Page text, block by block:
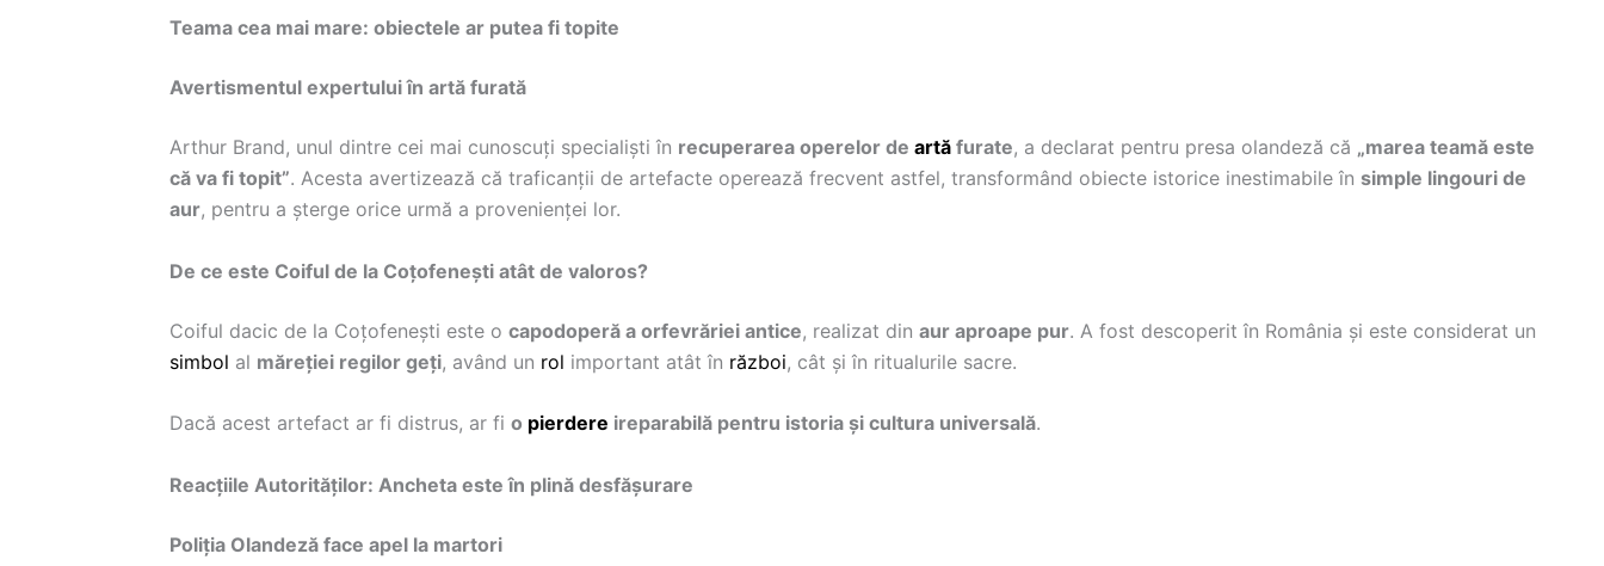
Teama cea mai mare: obiectele ar putea fi topite
Avertismentul expertului în artă furată
Arthur Brand, unul dintre cei mai cunoscuți specialiști în recuperarea operelor de artă furate, a declarat pentru presa olandeză că „marea teamă este
că va fi topit”. Acesta avertizează că traficanții de artefacte operează frecvent astfel, transformând obiecte istorice inestimabile în simple lingouri de
aur, pentru a șterge orice urmă a provenienței lor.
De ce este Coiful de la Coțofenești atât de valoros?
Coiful dacic de la Coțofenești este o capodoperă a orfevrăriei antice, realizat din aur aproape pur. A fost descoperit în România și este considerat un
simbol al măreției regilor geți, având un rol important atât în război, cât și în ritualurile sacre.
Dacă acest artefact ar fi distrus, ar fi o pierdere ireparabilă pentru istoria și cultura universală.
Reacțiile Autorităților: Ancheta este în plină desfășurare
Poliția Olandeză face apel la martori